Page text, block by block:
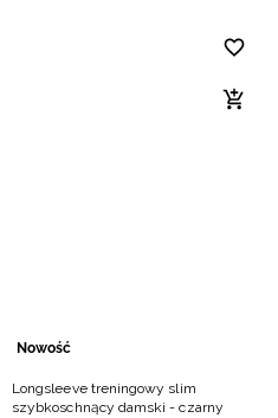
Nowość
Longsleeve treningowy slim
szybkoschnący damski - czarny